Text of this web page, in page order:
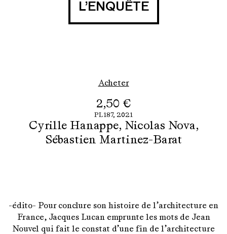
L’ENQUÊTE
Acheter
2,50 €
PL187, 2021
Cyrille Hanappe, Nicolas Nova,
Sébastien Martinez-Barat
-édito- Pour conclure son histoire de l’architecture en
France, Jacques Lucan emprunte les mots de Jean
Nouvel qui fait le constat d’une fin de l’architecture